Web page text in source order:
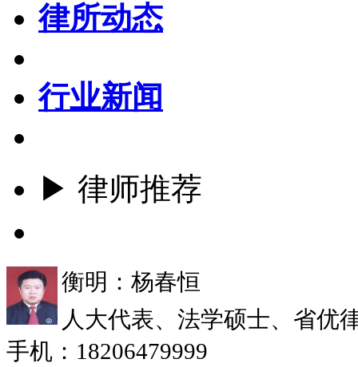
律所动态
行业新闻
▶ 律师推荐
衡明：杨春恒
人大代表、法学硕士、省优
手机：18206479999